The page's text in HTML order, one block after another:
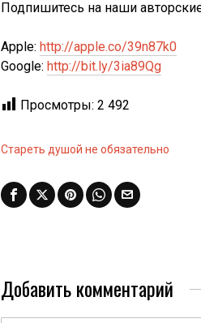
Подпишитесь на наши
Apple: http://apple.co/39n87k0
Google: http://bit.ly/3ia89Qg
Просмотры: 2 492
Стареть душой не обязательно
Добавить комментарий